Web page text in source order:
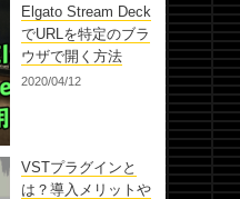
Elgato Stream Deck
でURLを特定のブラ
ウザで開く方法
2020/04/12
VSTプラグインと
は？導入メリットや